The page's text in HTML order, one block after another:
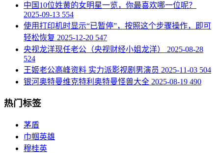
​中国10位姓黄的女明星一览，你最喜欢哪一位呢？
2025-09-13 554
​使用打印机时显示“已暂停”，按照这个步骤操作，即可
轻松恢复 2025-12-20 547
​央视龙洋现任老公（央视财经小姐龙洋）
2025-08-28
524
​王姬老公高峰资料 实力派影视剧男演员 2025-11-03 504
银河奥特曼维克特利奥特曼怪兽大全 2025-08-19 490
热门标签
茅盾
巾帼英雄
穆桂英